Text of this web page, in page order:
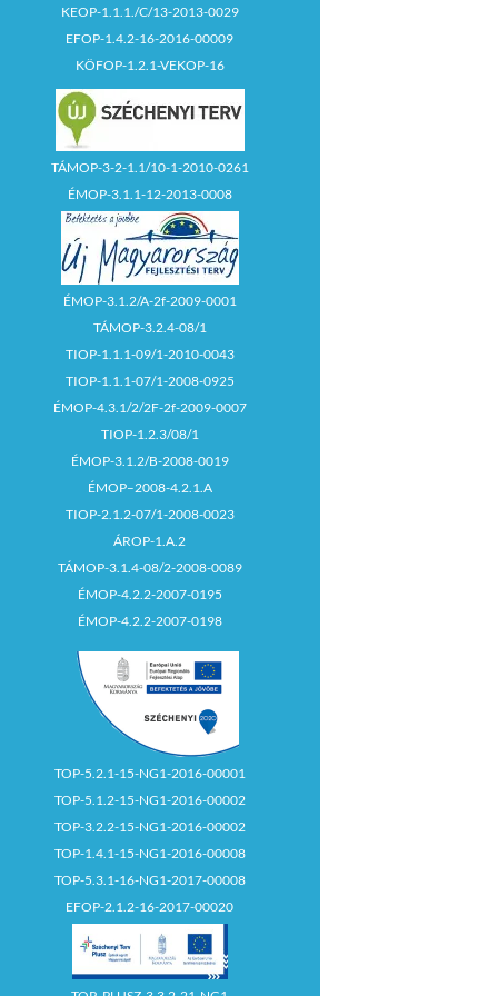
KEOP-1.1.1./C/13-2013-0029
EFOP-1.4.2-16-2016-00009
KÖFOP-1.2.1-VEKOP-16
TÁMOP-3-2-1.1/10-1-2010-0261
ÉMOP-3.1.1-12-2013-0008
ÉMOP-3.1.2/A-2f-2009-0001
TÁMOP-3.2.4-08/1
TIOP-1.1.1-09/1-2010-0043
TIOP-1.1.1-07/1-2008-0925
ÉMOP-4.3.1/2/2F-2f-2009-0007
TIOP-1.2.3/08/1
ÉMOP-3.1.2/B-2008-0019
ÉMOP–2008-4.2.1.A
TIOP-2.1.2-07/1-2008-0023
ÁROP-1.A.2
TÁMOP-3.1.4-08/2-2008-0089
ÉMOP-4.2.2-2007-0195
ÉMOP-4.2.2-2007-0198
TOP-5.2.1-15-NG1-2016-00001
TOP-5.1.2-15-NG1-2016-00002
TOP-3.2.2-15-NG1-2016-00002
TOP-1.4.1-15-NG1-2016-00008
TOP-5.3.1-16-NG1-2017-00008
EFOP-2.1.2-16-2017-00020